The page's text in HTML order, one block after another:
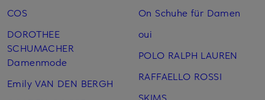
COS
DOROTHEE
SCHUMACHER
Damenmode
Emily VAN DEN BERGH
On Schuhe für Damen
oui
POLO RALPH LAUREN
RAFFAELLO ROSSI
SKIMS